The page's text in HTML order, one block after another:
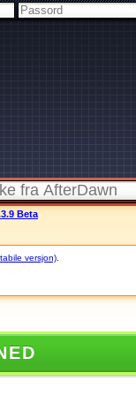
Beta
versjon)